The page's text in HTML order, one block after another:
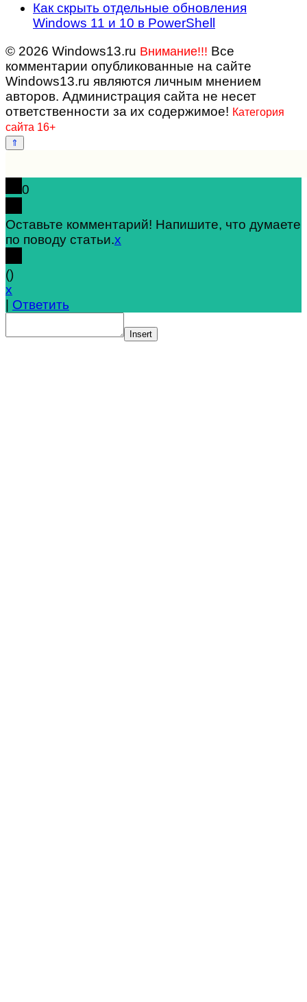
Как скрыть отдельные обновления
Windows 11 и 10 в PowerShell
© 2026 Windows13.ru Внимание!!! Все
комментарии опубликованные на сайте
Windows13.ru являются личным мнением
авторов. Администрация сайта не несет
ответственности за их содержимое! Категория
сайта 16+
0
Оставьте комментарий! Напишите, что думаете
по поводу статьи.x
()
x
Ответить
Insert